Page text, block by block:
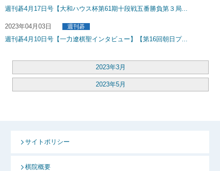
週刊碁4月17日号【大和ハウス杯第61期十段戦五番勝負第３局...
2023年04月03日 週刊碁
週刊碁4月10日号【一力遼棋聖インタビュー】【第16回朝日プ...
2023年3月
2023年5月
サイトポリシー
棋院概要